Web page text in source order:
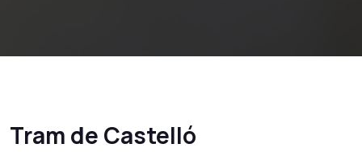
Tram de Castelló